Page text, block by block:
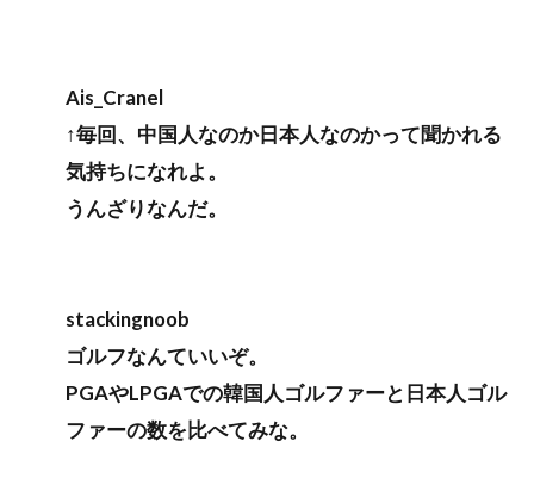
Ais_Cranel
↑毎回、中国人なのか日本人なのかって聞かれる
気持ちになれよ。
うんざりなんだ。
stackingnoob
ゴルフなんていいぞ。
PGAやLPGAでの韓国人ゴルファーと日本人ゴル
ファーの数を比べてみな。